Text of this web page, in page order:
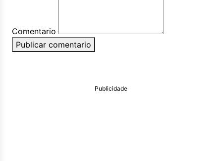
Comentario
Publicar comentario
Publicidade